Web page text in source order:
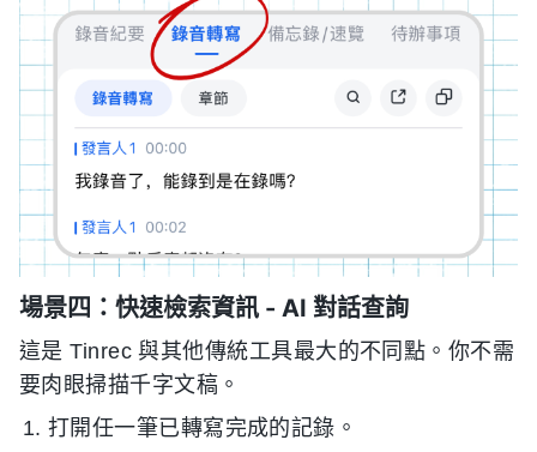
場景四：快速檢索資訊 - AI 對話查詢
這是 Tinrec 與其他傳統工具最大的不同點。你不需
要肉眼掃描千字文稿。
打開任一筆已轉寫完成的記錄。